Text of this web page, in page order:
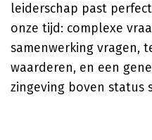
leiderschap past
onze tijd: complexe
samenwerking vragen,
waarderen, en een
zingeving boven status